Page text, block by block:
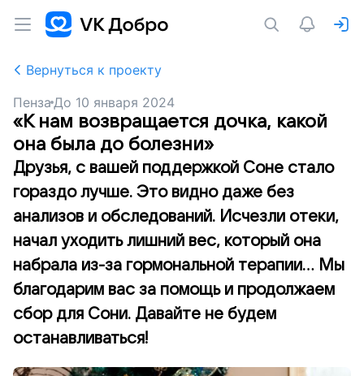
Вернуться к проекту
Пенза До 10 января 2024
«К нам возвращается дочка, какой
она была до болезни»
Друзья, с вашей поддержкой Соне стало
гораздо лучше. Это видно даже без
анализов и обследований. Исчезли отеки,
начал уходить лишний вес, который она
набрала из-за гормональной терапии... Мы
благодарим вас за помощь и продолжаем
сбор для Сони. Давайте не будем
останавливаться!